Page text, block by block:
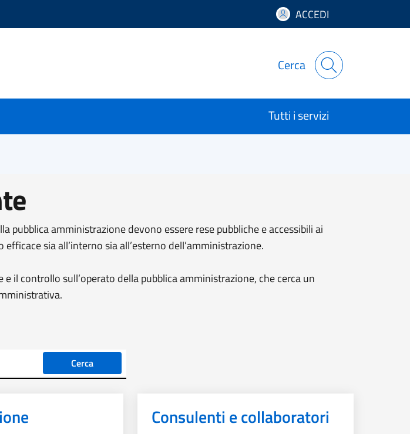
ACCEDI
Cerca
Tutti i servizi
pubblica amministrazione devono essere rese pubbliche e accessibili ai
sia all’interno sia all’esterno dell’amministrazione.
il controllo sull’operato della pubblica amministrazione, che cerca un
Cerca
Consulenti e collaboratori